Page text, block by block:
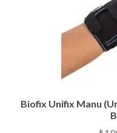
Biofix Unifix Manu